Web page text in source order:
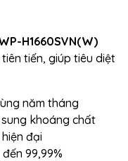
H1660SVN(W)
tiến, giúp tiêu diệt
năm tháng
khoáng chất
đại
99,99%